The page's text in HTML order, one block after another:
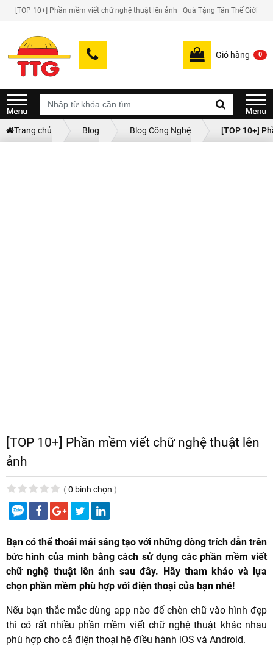
[TOP 10+] Phần mềm viết chữ nghệ thuật lên ảnh | Quà Tặng Tân Thế Giới
Giỏ hàng 0
Trang chủ Blog Blog Công Nghệ [TOP 10+]
[TOP 10+] Phần mềm viết chữ nghệ thuật lên
ảnh
(0 bình chọn )
Bạn có thể thoải mái sáng tạo với những dòng trích dẫn trên
bức hình của mình bằng cách sử dụng các phần mềm viết
chữ nghệ thuật lên ảnh sau đây. Hãy tham khảo và lựa
chọn phần mềm phù hợp với điện thoại của bạn nhé!
Nếu bạn thắc mắc dùng app nào để chèn chữ vào hình đẹp
thì có rất nhiều phần mềm viết chữ nghệ thuật khác nhau
phù hợp cho cả điện thoại hệ điều hành iOS và Android.